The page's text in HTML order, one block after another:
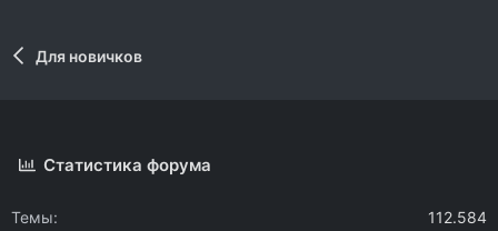
Для новичков
Статистика форума
Темы
112.584